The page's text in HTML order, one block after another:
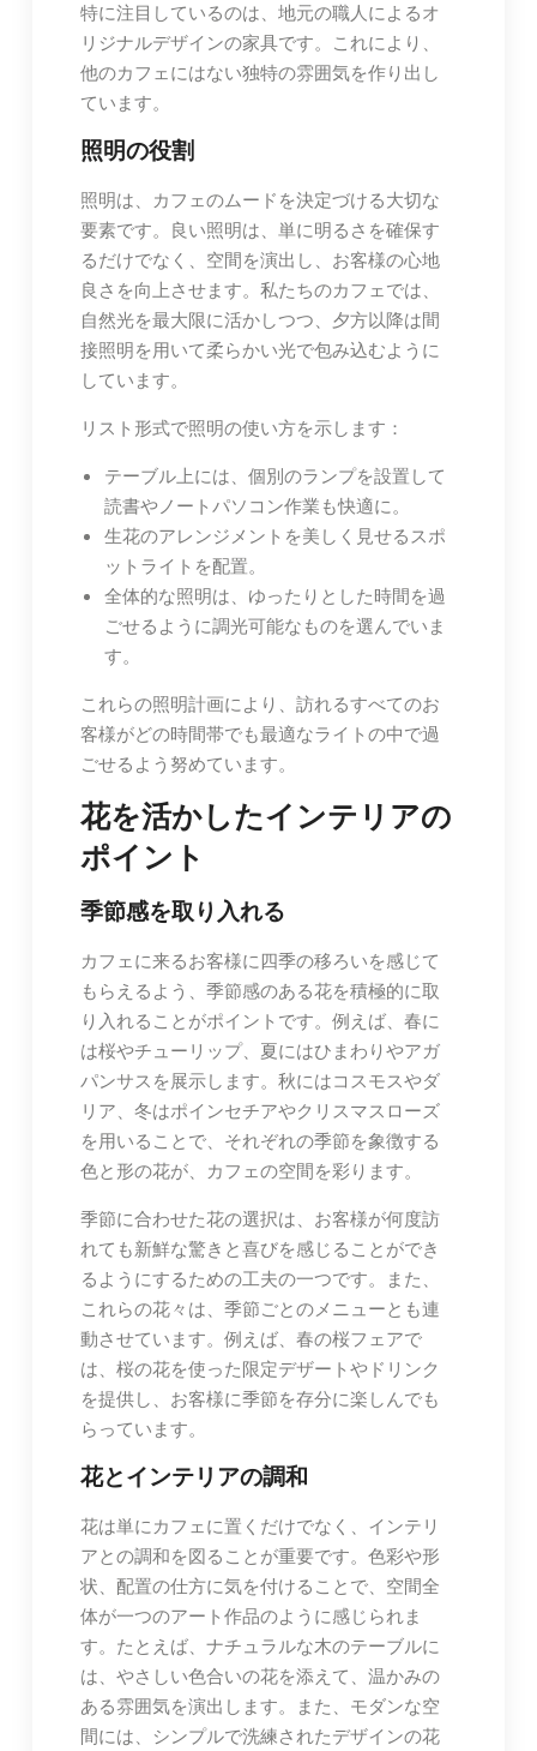
特に注目しているのは、地元の職人によるオ
リジナルデザインの家具です。これにより、
他のカフェにはない独特の雰囲気を作り出し
ています。
照明の役割
照明は、カフェのムードを決定づける大切な
要素です。良い照明は、単に明るさを確保す
るだけでなく、空間を演出し、お客様の心地
良さを向上させます。私たちのカフェでは、
自然光を最大限に活かしつつ、夕方以降は間
接照明を用いて柔らかい光で包み込むように
しています。
リスト形式で照明の使い方を示します：
テーブル上には、個別のランプを設置して
読書やノートパソコン作業も快適に。
生花のアレンジメントを美しく見せるスポ
ットライトを配置。
全体的な照明は、ゆったりとした時間を過
ごせるように調光可能なものを選んでいま
す。
これらの照明計画により、訪れるすべてのお
客様がどの時間帯でも最適なライトの中で過
ごせるよう努めています。
花を活かしたインテリアの
ポイント
季節感を取り入れる
カフェに来るお客様に四季の移ろいを感じて
もらえるよう、季節感のある花を積極的に取
り入れることがポイントです。例えば、春に
は桜やチューリップ、夏にはひまわりやアガ
パンサスを展示します。秋にはコスモスやダ
リア、冬はポインセチアやクリスマスローズ
を用いることで、それぞれの季節を象徴する
色と形の花が、カフェの空間を彩ります。
季節に合わせた花の選択は、お客様が何度訪
れても新鮮な驚きと喜びを感じることができ
るようにするための工夫の一つです。また、
これらの花々は、季節ごとのメニューとも連
動させています。例えば、春の桜フェアで
は、桜の花を使った限定デザートやドリンク
を提供し、お客様に季節を存分に楽しんでも
らっています。
花とインテリアの調和
花は単にカフェに置くだけでなく、インテリ
アとの調和を図ることが重要です。色彩や形
状、配置の仕方に気を付けることで、空間全
体が一つのアート作品のように感じられま
す。たとえば、ナチュラルな木のテーブルに
は、やさしい色合いの花を添えて、温かみの
ある雰囲気を演出します。また、モダンな空
間には、シンプルで洗練されたデザインの花